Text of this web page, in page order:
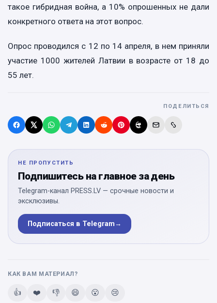
такое гибридная война, а 10% опрошенных не дали
конкретного ответа на этот вопрос.
Опрос проводился с 12 по 14 апреля, в нем приняли
участие 1000 жителей Латвии в возрасте от 18 до
55 лет.
ПОДЕЛИТЬСЯ
НЕ ПРОПУСТИТЬ
Подпишитесь на главное за день
Telegram-канал PRESS.LV — срочные новости и
эксклюзивы.
Подписаться в Telegram→
КАК ВАМ МАТЕРИАЛ?
👍 ❤️ 👎 😄 😮 😢